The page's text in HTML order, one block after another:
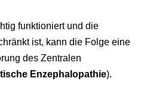
funktioniert und die
ist, kann die Folge eine
des Zentralen
Enzephalopathie).